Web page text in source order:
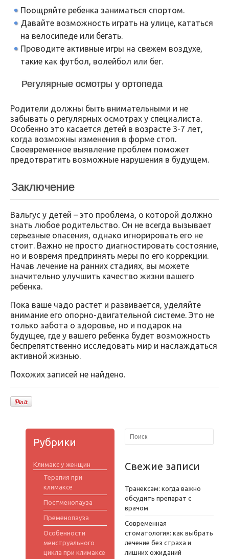
Поощряйте ребенка заниматься спортом.
Давайте возможность играть на улице, кататься
на велосипеде или бегать.
Проводите активные игры на свежем воздухе,
такие как футбол, волейбол или бег.
Регулярные осмотры у ортопеда
Родители должны быть внимательными и не
забывать о регулярных осмотрах у специалиста.
Особенно это касается детей в возрасте 3-7 лет,
когда возможны изменения в форме стоп.
Своевременное выявление проблем поможет
предотвратить возможные нарушения в будущем.
Заключение
Вальгус у детей – это проблема, о которой должно
знать любое родительство. Он не всегда вызывает
серьезные опасения, однако игнорировать его не
стоит. Важно не просто диагностировать состояние,
но и вовремя предпринять меры по его коррекции.
Начав лечение на ранних стадиях, вы можете
значительно улучшить качество жизни вашего
ребенка.
Пока ваше чадо растет и развивается, уделяйте
внимание его опорно-двигательной системе. Это не
только забота о здоровье, но и подарок на
будущее, где у вашего ребенка будет возможность
беспрепятственно исследовать мир и наслаждаться
активной жизнью.
Похожих записей не найдено.
Рубрики
Климакс у женщин
Терапия при
климаксе
Постменопауза
Пременопауза
Особенности
менструального
цикла при климаксе
Свежие записи
Транексам: когда важно
обсудить препарат с
врачом
Современная
стоматология: как выбрать
лечение без страха и
лишних ожиданий